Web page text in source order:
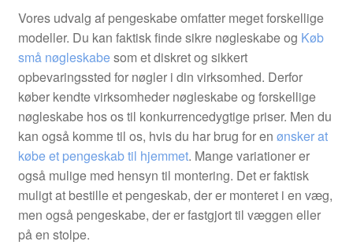
Vores udvalg af pengeskabe omfatter meget forskellige
modeller. Du kan faktisk finde sikre nøgleskabe og Køb
små nøgleskabesom et diskret og sikkert
opbevaringssted for nøgler i din virksomhed. Derfor
køber kendte virksomheder nøgleskabe og forskellige
nøgleskabe hos os til konkurrencedygtige priser. Men du
kan også komme til os, hvis du har brug for en ønsker at
købe et pengeskab til hjemmet. Mange variationer er
også mulige med hensyn til montering. Det er faktisk
muligt at bestille et pengeskab, der er monteret i en væg,
men også pengeskabe, der er fastgjort til væggen eller
på en stolpe.